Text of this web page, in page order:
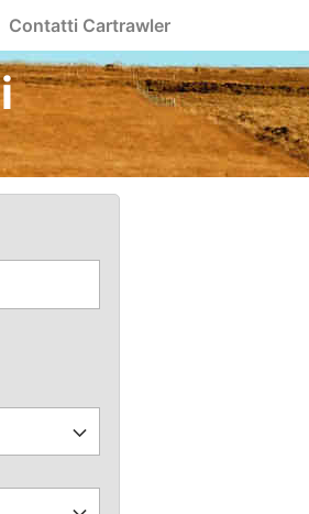
Contatti Cartrawler